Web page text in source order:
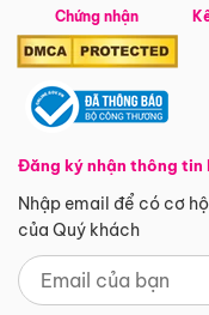
Chứng nhận
Đăng ký nhận thông tin
Nhập email để có cơ
của Quý khách